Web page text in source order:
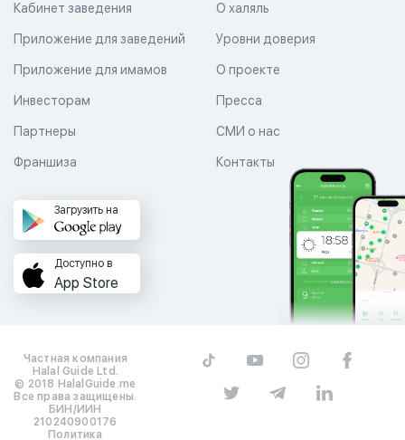
О халяль
Уровни доверия
Кабинет заведения
Приложение для заведений
Приложение для имамов О проекте
Пресса
СМИ о нас
Контакты
Инвесторам
Партнеры
Франшиза
Загрузить на
Доступно в
App Store
Частная компания
Halal Guide Ltd.
© 2018 HalalGuide.me
Все права защищены.
БИН/ИИН
210240900176
Политика